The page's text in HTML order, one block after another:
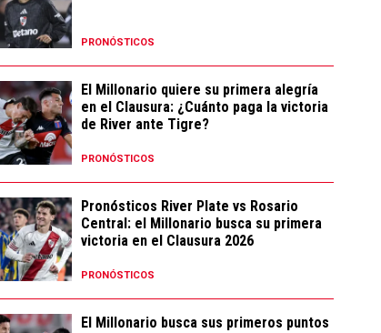
PRONÓSTICOS
El Millonario quiere su primera alegría
en el Clausura: ¿Cuánto paga la victoria
de River ante Tigre?
PRONÓSTICOS
Pronósticos River Plate vs Rosario
Central: el Millonario busca su primera
victoria en el Clausura 2026
PRONÓSTICOS
El Millonario busca sus primeros puntos